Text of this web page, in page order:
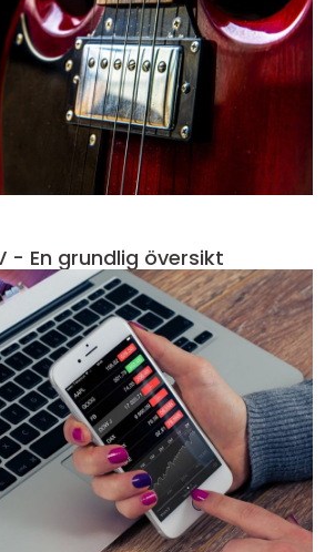
- En grundlig översikt